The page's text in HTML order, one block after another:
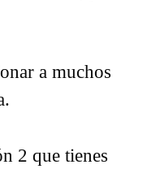
a muchos
2 que tienes